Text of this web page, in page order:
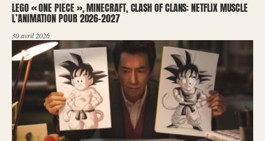
LEGO « ONE PIECE », MINECRAFT, CLASH OF CLANS: NETFLIX MUSCLE
L’ANIMATION POUR 2026-2027
30 avril 2026